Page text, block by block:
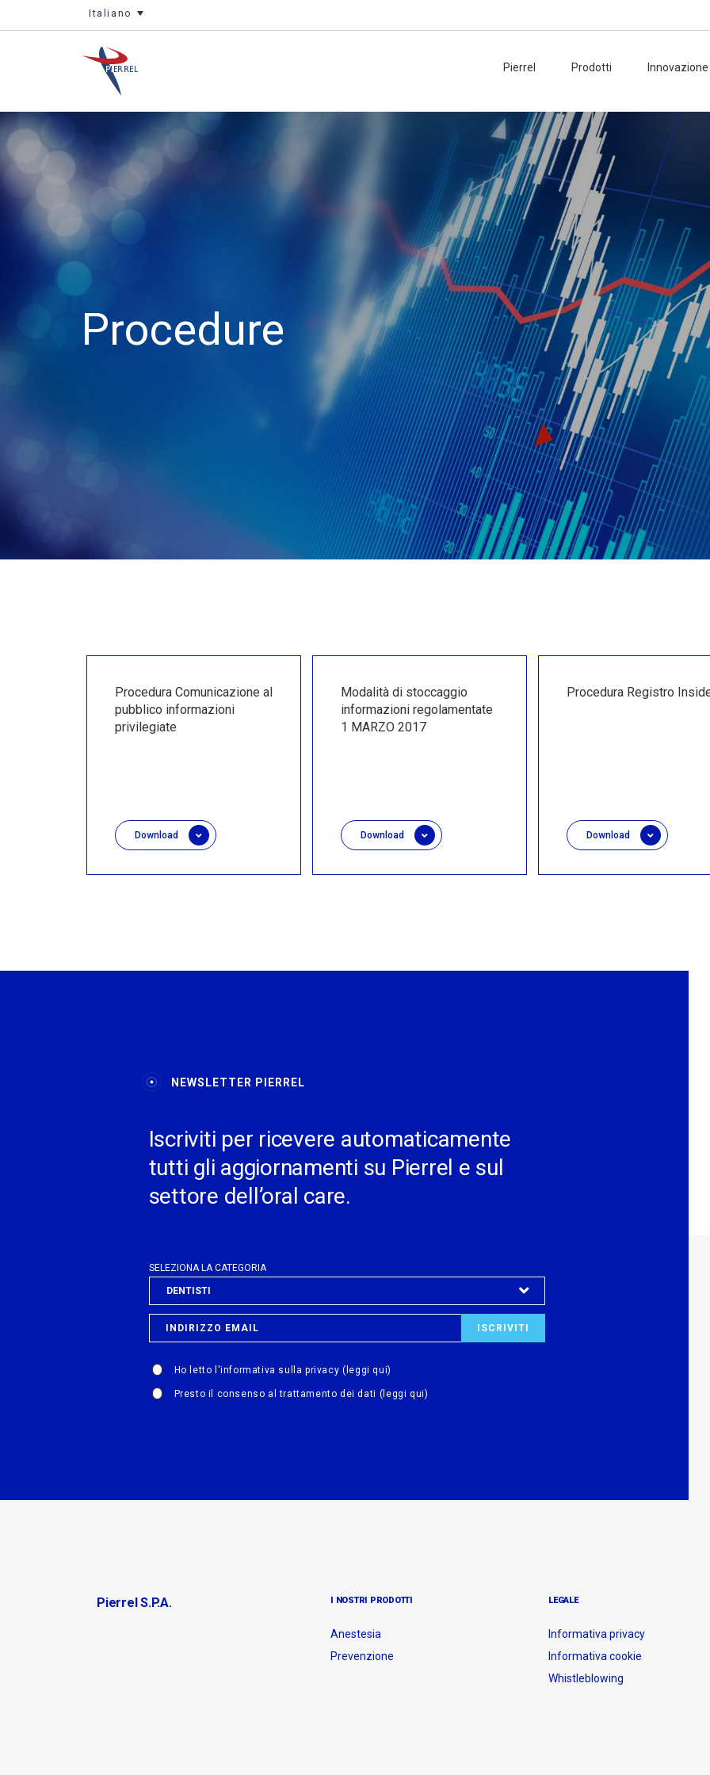
Italiano
Pierrel Prodotti Innovazione
Procedure
Procedura Comunicazione al
pubblico informazioni
privilegiate
Download
Modalità di stoccaggio
informazioni regolamentate
1 MARZO 2017
Download
Procedura Registro
Download
NEWSLETTER PIERREL
Iscriviti per ricevere automaticamente
tutti gli aggiornamenti su Pierrel e sul
settore dell’oral care.
SELEZIONA LA CATEGORIA
Ho letto l'informativa sulla privacy (leggi qui)
Presto il consenso al trattamento dei dati (leggi qui)
Pierrel S.p.A. I NOSTRI PRODOTTI
Anestesia
Prevenzione
LEGALE
Informativa privacy
Informativa cookie
Whistleblowing